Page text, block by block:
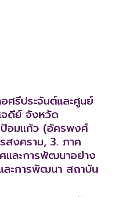
ศรีประจันต์และศูนย์
จดีย์ จังหวัด
อมแก้ว (อัครพงศ์
สงคราม, 3. ภาค
และการพัฒนาอย่าง
ะการพัฒนา สถาบัน